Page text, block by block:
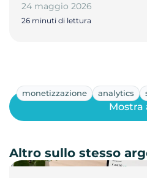
24 maggio 2026
26 minuti di lettura
monetizzazione analytics
Mostra
Altro sullo stesso